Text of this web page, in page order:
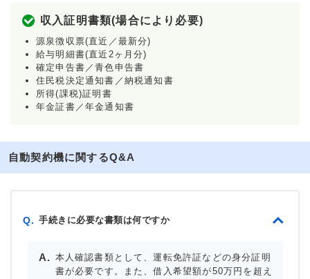
収入証明書類(場合により必要)
源泉徴収票(直近／最新分)
給与明細書(直近2ヶ月分)
確定申告書／青色申告書
住民税決定通知書／納税通知書
所得(課税)証明書
年金証書／年金通知書
自動契約機に関するQ&A
Q. 手続きに必要な書類は何ですか
本人確認書類として、運転免許証などの身分証明
書が必要です。また、借入希望額が50万円を超え